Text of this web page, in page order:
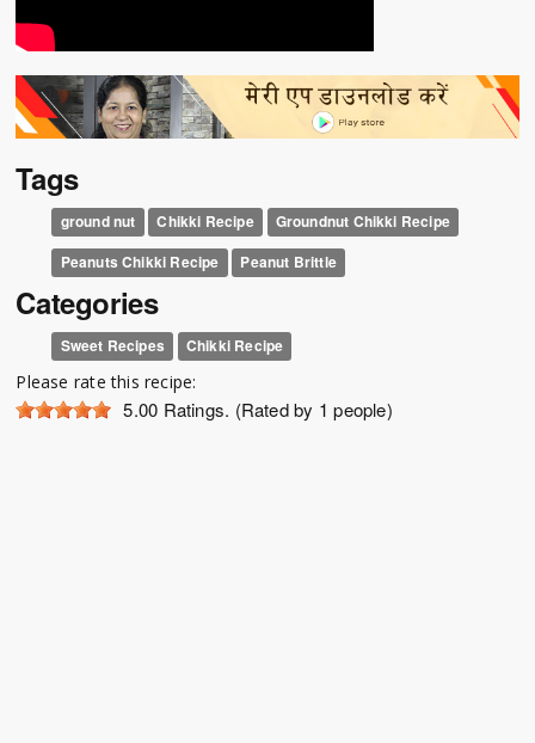
Tags
ground nut Chikki Recipe
Groundnut Chikki Recipe
Peanuts Chikki Recipe
Peanut Brittle
Categories
Sweet Recipes Chikki Recipe
Please rate this recipe:
5.00 Ratings. (Rated by 1 people)